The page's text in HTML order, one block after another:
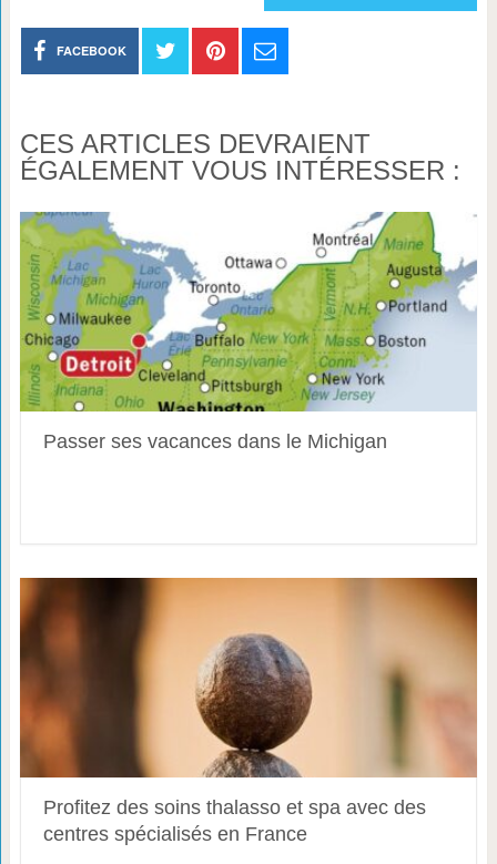
FACEBOOK
CES ARTICLES DEVRAIENT
ÉGALEMENT VOUS INTÉRESSER :
Passer ses vacances dans le Michigan
Profitez des soins thalasso et spa avec des
centres spécialisés en France